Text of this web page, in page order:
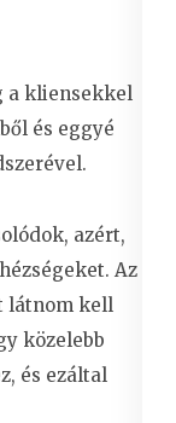
a kliensekkel
és eggyé
azért,
Az
látnom kell
közelebb
és ezáltal